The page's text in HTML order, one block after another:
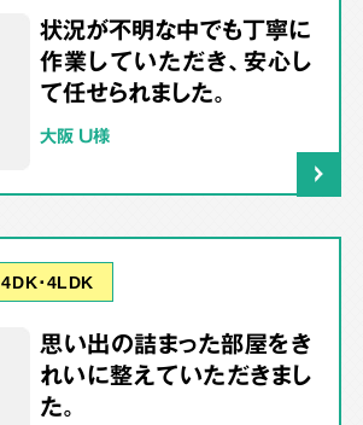
状況が不明な中でも丁寧に
作業していただき、安心し
て任せられました。
大阪 U様
4DK･4LDK
思い出の詰まった部屋をき
れいに整えていただきまし
た。